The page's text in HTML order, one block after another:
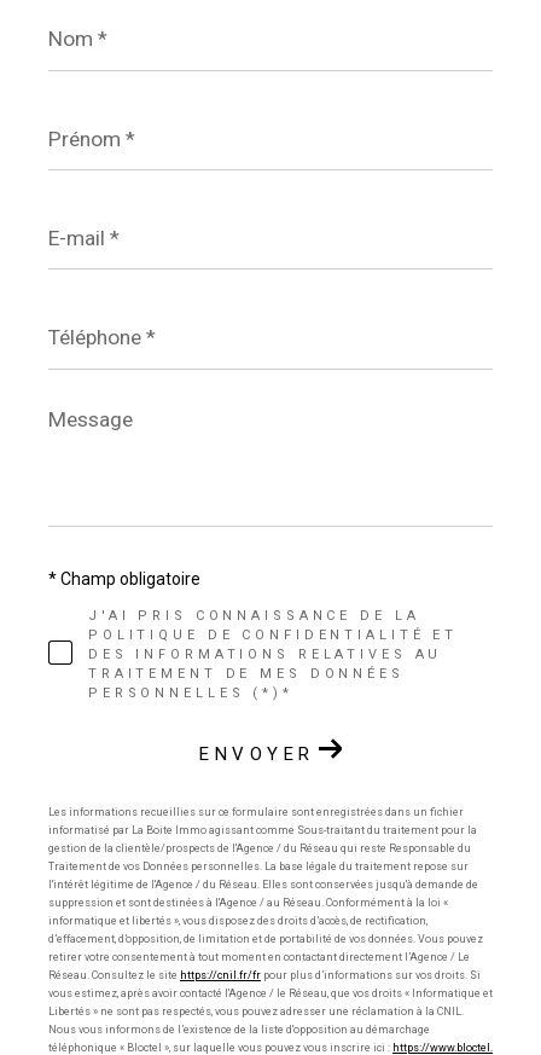
*
*
mail
*
*
Message
*
J'AI PRIS CONNAISSANCE DE LA
POLITIQUE DE CONFIDENTIALITÉ ET
DES INFORMATIONS RELATIVES AU
TRAITEMENT DE MES DONNÉES
PERSONNELLES (*)*
* Champ obligatoire
ENVOYER
Les informations recueillies sur ce formulaire sont enregistrées dans un fichier
informatisé par La Boite Immo agissant comme Sous-traitant du traitement pour la
gestion de la clientèle/prospects de l'Agence / du Réseau qui reste Responsable du
Traitement de vos Données personnelles. La base légale du traitement repose sur
l'intérêt légitime de l'Agence / du Réseau. Elles sont conservées jusqu'à demande de
suppression et sont destinées à l'Agence / au Réseau. Conformément à la loi «
informatique et libertés », vous disposez des droits d’accès, de rectification,
d’effacement, d’opposition, de limitation et de portabilité de vos données. Vous pouvez
retirer votre consentement à tout moment en contactant directement l’Agence / Le
Réseau. Consultez le site https://cnil.fr/fr pour plus d’informations sur vos droits. Si
vous estimez, après avoir contacté l'Agence / le Réseau, que vos droits « Informatique et
Libertés » ne sont pas respectés, vous pouvez adresser une réclamation à la CNIL.
Nous vous informons de l’existence de la liste d'opposition au démarchage
téléphonique « Bloctel », sur laquelle vous pouvez vous inscrire ici : https://www.bloctel.